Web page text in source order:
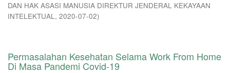
DAN HAK ASASI MANUSIA DIREKTUR JENDERAL KEKAYAAN
INTELEKTUAL, 2020-07-02)
Permasalahan Kesehatan Selama Work From Home
Di Masa Pandemi Covid-19